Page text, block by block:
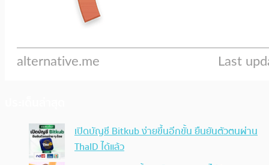
เปิดบัญชี Bitkub ง่ายขึ้นอีกขั้น ยืนยันตัวตนผ่าน
ThaID ได้แล้ว